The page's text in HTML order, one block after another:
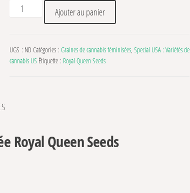
quantité de Mimosa Féminisée Royal Queen Seeds
Ajouter au panier
UGS : ND Catégories : Graines de cannabis féminisées, Special USA : Variétés de
cannabis US Étiquette : Royal Queen Seeds
Royal Queen Seeds